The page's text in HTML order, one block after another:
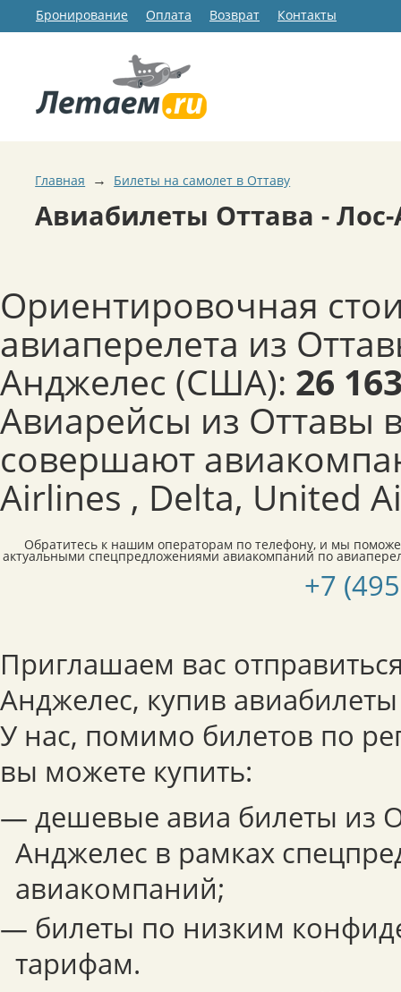
Бронирование Оплата Возврат Контакты
Главная → Билеты на самолет в Оттаву
Авиабилеты Оттава -
Ориентировочная
авиаперелета из
Анджелес (США): 26
Авиарейсы из Оттавы
совершают
Airlines , Delta, United
Обратитесь к нашим операторам по телефону, и мы
актуальными спецпредложениями авиакомпаний по
+7
Приглашаем вас
Анджелес, купив
У нас, помимо билетов по
вы можете купить:
— дешевые авиа билеты из
Анджелес в рамках
авиакомпаний;
— билеты по низким
тарифам.